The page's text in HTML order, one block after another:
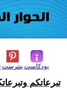
بنترست بودكاست
تبرعاتكم